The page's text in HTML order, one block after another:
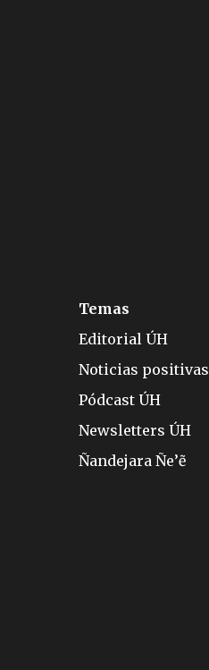
Temas
Editorial ÚH
Noticias positivas
Pódcast ÚH
Newsletters ÚH
Ñandejara Ñe’ẽ